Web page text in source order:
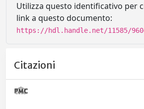
Utilizza questo identificativo per
link a questo documento:
https://hdl.handle.net/11585/
Citazioni